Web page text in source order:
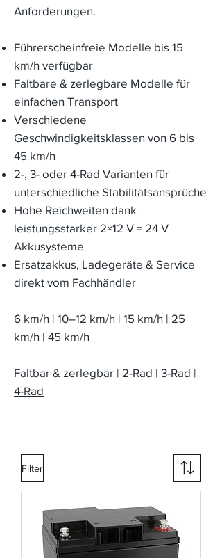
Anforderungen.
Führerscheinfreie Modelle bis 15
km/h verfügbar
Faltbare & zerlegbare Modelle für
einfachen Transport
Verschiedene
Geschwindigkeitsklassen von 6 bis
45 km/h
2-, 3- oder 4-Rad Varianten für
unterschiedliche Stabilitätsansprüche
Hohe Reichweiten dank
leistungsstarker 2×12 V = 24 V
Akkusysteme
Ersatzakkus, Ladegeräte & Service
direkt vom Fachhändler
6 km/h | 10–12 km/h | 15 km/h | 25
km/h | 45 km/h
Faltbar & zerlegbar | 2-Rad | 3-Rad |
4-Rad
Filter